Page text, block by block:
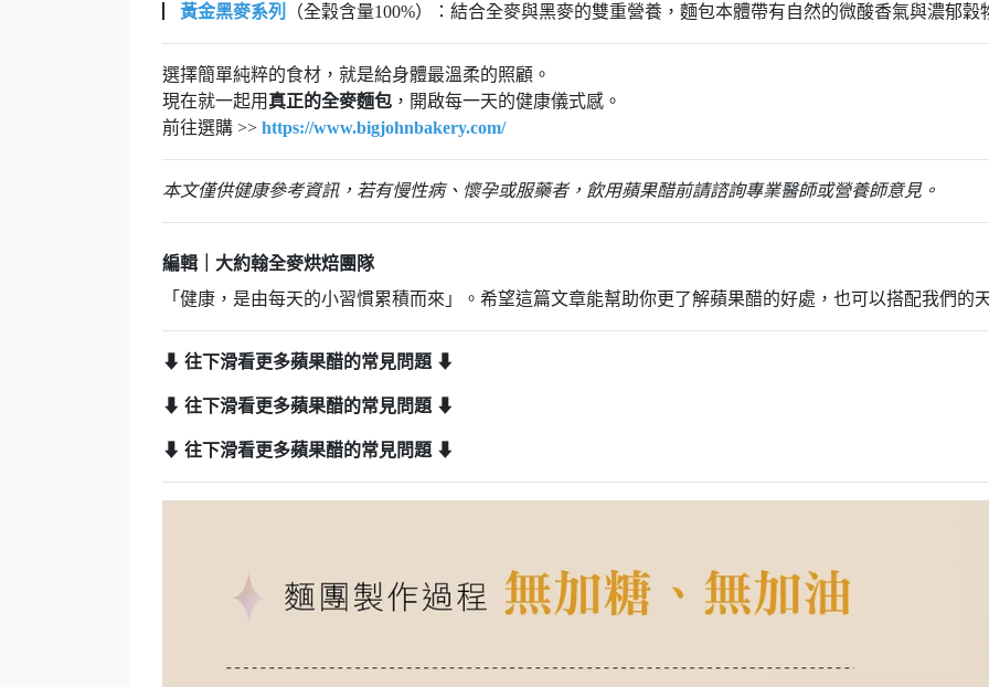
黃金黑麥系列 （全穀含量100%）：結合全麥與黑麥的雙重營養，麵包本體帶有自然的微酸香氣與濃郁
選擇簡單純粹的食材，就是給身體最溫柔的照顧。
現在就一起用 真正的全麥麵包 ，開啟每一天的健康儀式感。
前往選購 >> https://www.bigjohnbakery.com/
本文僅供健康參考資訊，若有慢性病、懷孕或服藥者，飲用蘋果醋前請諮詢專業醫師或營養師意見。
編輯｜大約翰全麥烘焙團隊
「健康，是由每天的小習慣累積而來」。希望這篇文章能幫助你更了解蘋果醋的好處，也可以搭配我們的
⬇ 往下滑看更多蘋果醋的常見問題 ⬇
⬇ 往下滑看更多蘋果醋的常見問題 ⬇
⬇ 往下滑看更多蘋果醋的常見問題 ⬇